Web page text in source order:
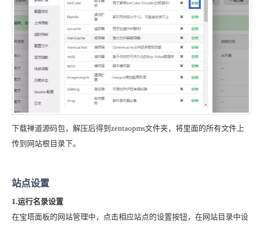
下载禅道源码包，解压后得到zentaopms文件夹，将里面的所有文件上
传到网站根目录下。
站点设置
1.运行名录设置
在宝塔面板的网站管理中，点击相应站点的设置按钮，在网站目录中设